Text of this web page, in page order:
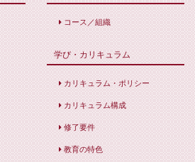
コース／組織
学び・カリキュラム
カリキュラム・ポリシー
カリキュラム構成
修了要件
教育の特色